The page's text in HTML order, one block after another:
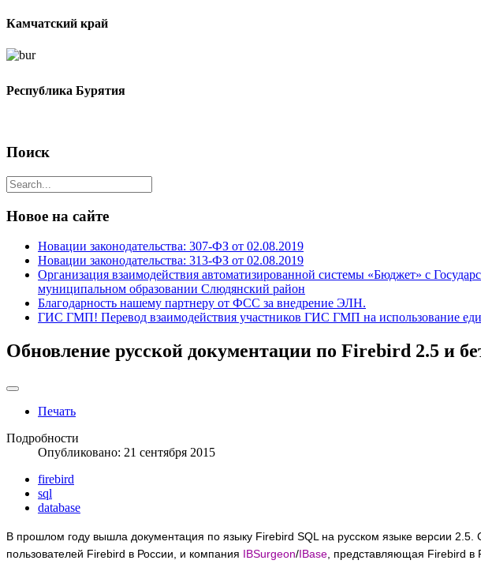
Камчатский край
Республика Бурятия
Поиск
Новое на сайте
Новации законодательства: 307-ФЗ от 02.08.2019
Новации законодательства: 313-ФЗ от 02.08.2019
Организация взаимодействия автоматизированной системы «Бюджет» с
муниципальном образовании Слюдянский район
Благодарность нашему партнеру от ФСС за внедрение ЭЛН.
ГИС ГМП! Перевод взаимодействия участников ГИС ГМП на использование
Обновление русской документации по Firebird 2.5 и
Печать
Подробности
Опубликовано: 21 сентября 2015
firebird
sql
database
В прошлом году вышла документация по языку Firebird SQL на русском языке версии 2.5.
пользователей Firebird в России, и компания IBSurgeon/IBase, представляющая Firebird в